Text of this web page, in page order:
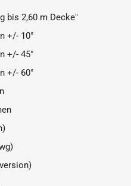
bis 2,60 m Decke"
+/- 10°
+/- 45°
+/- 60°